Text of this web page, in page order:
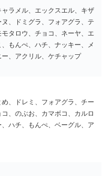
ラメル、エックスエル、キザ
、ドミグラ、フォアグラ、テ
タロウ、チョコ、ネーヤ、エ
もんぺ、ハチ、ナッキー、メ
、アクリル、ケチャップ
、ドレミ、フォアグラ、チー
、のぶお、カマボコ、カルロ
ハチ、もんぺ、ベーグル、ア